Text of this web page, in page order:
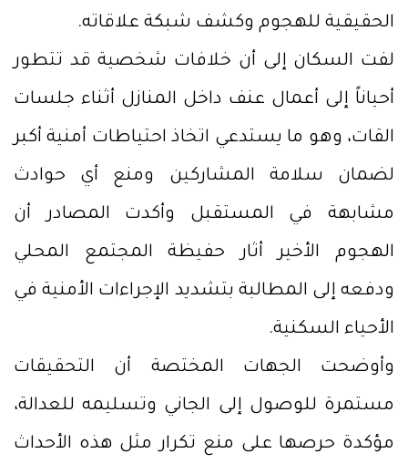
الحقيقية للهجوم وكشف شبكة علاقاته.
لفت السكان إلى أن خلافات شخصية قد تتطور
أحياناً إلى أعمال عنف داخل المنازل أثناء جلسات
القات، وهو ما يستدعي اتخاذ احتياطات أمنية أكبر
لضمان سلامة المشاركين ومنع أي حوادث
مشابهة في المستقبل وأكدت المصادر أن
الهجوم الأخير أثار حفيظة المجتمع المحلي
ودفعه إلى المطالبة بتشديد الإجراءات الأمنية في
الأحياء السكنية.
وأوضحت الجهات المختصة أن التحقيقات
مستمرة للوصول إلى الجاني وتسليمه للعدالة،
مؤكدة حرصها على منع تكرار مثل هذه الأحداث